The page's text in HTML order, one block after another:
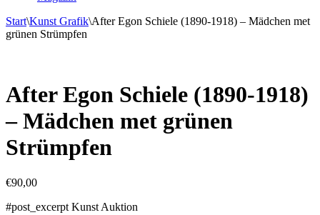
Start\Kunst Grafik\After Egon Schiele (1890-1918) – Mädchen met
grünen Strümpfen
After Egon Schiele (1890-1918)
– Mädchen met grünen
Strümpfen
€90,00
#post_excerpt Kunst Auktion